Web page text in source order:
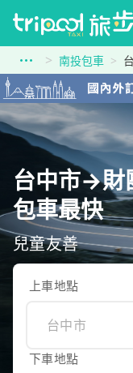
南投包車
台中市→財
包車最快
兒童友善
上車地點
下車地點